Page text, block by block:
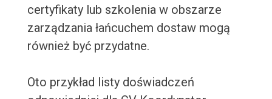
certyfikaty lub szkolenia w obszarze
zarządzania łańcuchem dostaw mogą
również być przydatne.
Oto przykład listy doświadczeń